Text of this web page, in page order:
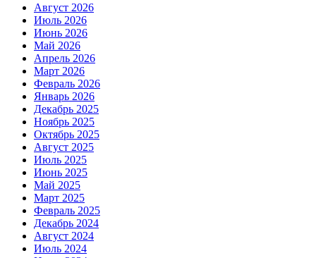
Август 2026
Июль 2026
Июнь 2026
Май 2026
Апрель 2026
Март 2026
Февраль 2026
Январь 2026
Декабрь 2025
Ноябрь 2025
Октябрь 2025
Август 2025
Июль 2025
Июнь 2025
Май 2025
Март 2025
Февраль 2025
Декабрь 2024
Август 2024
Июль 2024